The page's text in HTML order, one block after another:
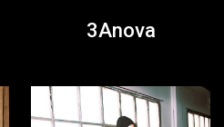
3Anova